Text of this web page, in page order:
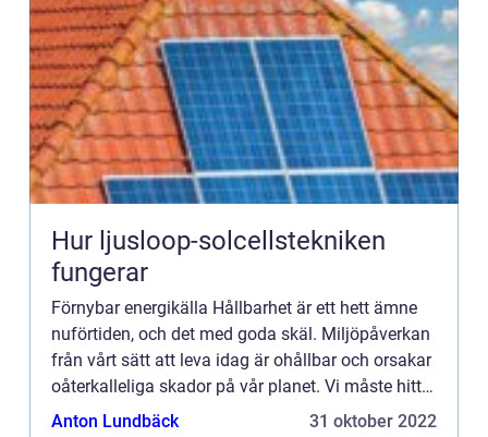
Hur ljusloop-solcellstekniken
fungerar
Förnybar energikälla Hållbarhet är ett hett ämne
nuförtiden, och det med goda skäl. Miljöpåverkan
från vårt sätt att leva idag är ohållbar och orsakar
oåterkalleliga skador på vår planet. Vi måste hitta
sätt att minska vårt beroende av fossila bränsl...
Anton Lundbäck 31 oktober 2022